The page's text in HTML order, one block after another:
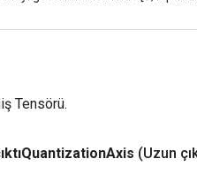
Tensörü.
Axis (Uzun